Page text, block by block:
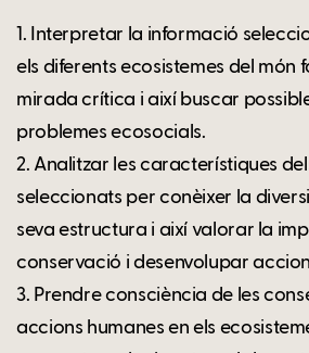
1. Interpretar la informació
els diferents ecosistemes del món
mirada crítica i així buscar
problemes ecosocials.
2. Analitzar les característiques
seleccionats per conèixer la
seva estructura i així valorar la
conservació i desenvolupar
3. Prendre consciència de les
accions humanes en els